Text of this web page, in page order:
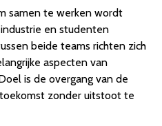
samen te werken wordt
en studenten
beide teams richten zich
aspecten van
is de overgang van de
zonder uitstoot te